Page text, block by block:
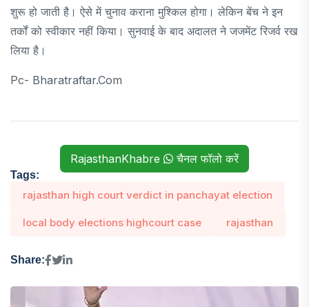
शुरू हो जाती है। ऐसे में चुनाव कराना मुश्किल होगा। लेकिन बेंच ने इन
तर्कों को स्वीकार नहीं किया। सुनवाई के बाद अदालत ने जजमेंट रिजर्व रख
लिया है।
Pc- Bharatraftar.com
RajasthanKhabre चैनल फॉलो करें
Tags:
rajasthan high court verdict in panchayat election
local body elections highcourt case rajasthan
Share: